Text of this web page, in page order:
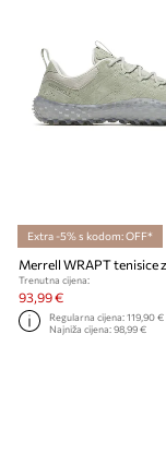
Extra -5% s kodom: OFF*
Trenutna cijena:
93,99 €
Regularna cijena:119,90 €
Najniža cijena:98,99 €